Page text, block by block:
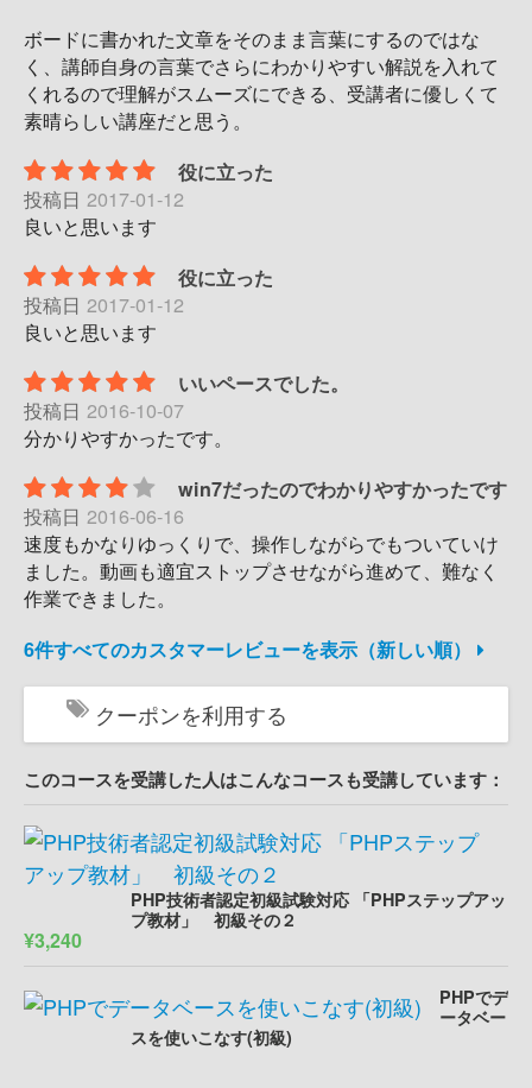
ボードに書かれた文章をそのまま言葉にするのではな
く、講師自身の言葉でさらにわかりやすい解説を入れて
くれるので理解がスムーズにできる、受講者に優しくて
素晴らしい講座だと思う。
役に立った
投稿日 2017-01-12
良いと思います
役に立った
投稿日 2017-01-12
良いと思います
いいペースでした。
投稿日 2016-10-07
分かりやすかったです。
win7だったのでわかりやすかったです
投稿日 2016-06-16
速度もかなりゆっくりで、操作しながらでもついていけ
ました。動画も適宜ストップさせながら進めて、難なく
作業できました。
6件すべてのカスタマーレビューを表示（新しい順）
クーポンを利用する
このコースを受講した人はこんなコースも受講しています：
PHP技術者認定初級試験対応 「PHPステップアッ
プ教材」 初級その２
¥3,240
PHPでデ
ータベー
スを使いこなす(初級)